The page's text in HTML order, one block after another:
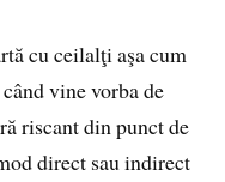
cu ceilalţi aşa cum
vine vorba de
riscant din punct de
direct sau indirect